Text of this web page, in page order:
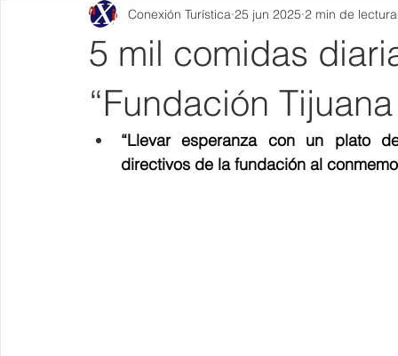
5 mil comidas
“Fundación
Conexión Turística 25 jun 2025 2 min de lectura
“Llevar esperanza con un plato
directivos de la fundación al